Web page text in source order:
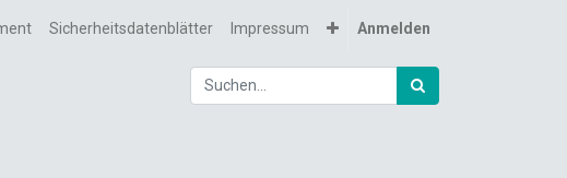
Sicherheitsdatenblätter Impressum Anmelden